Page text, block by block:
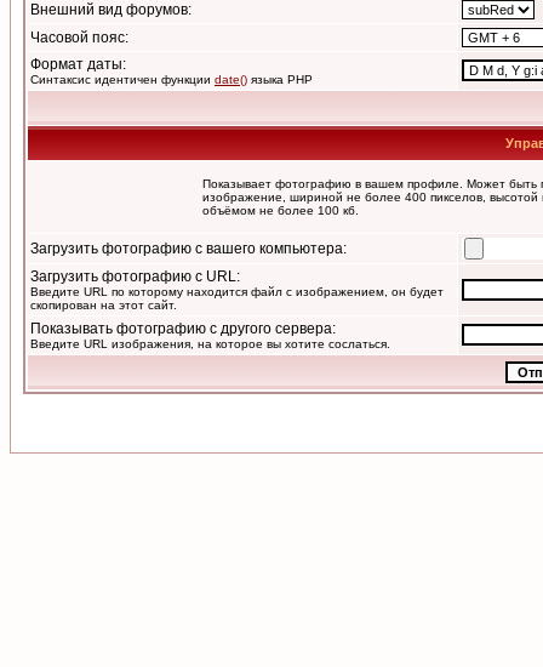
Внешний вид форумов:
Часовой пояс:
Формат даты:
Синтаксис идентичен функции date() языка PHP
Показывает фотографию в вашем профиле. Может быть
изображение, шириной не более 400 пикселов, высотой
объёмом не более 100 кб.
Загрузить фотографию с вашего компьютера:
Загрузить фотографию с URL:
Введите URL по которому находится файл с изображением, он будет
скопирован на этот сайт.
Показывать фотографию с другого сервера:
Введите URL изображения, на которое вы хотите сослаться.